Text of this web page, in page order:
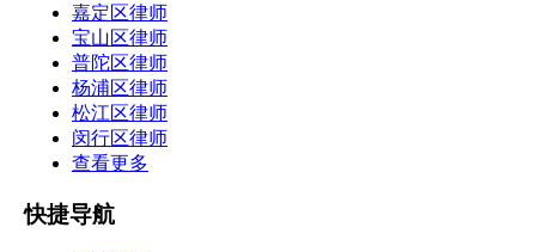
嘉定区律师
宝山区律师
普陀区律师
杨浦区律师
松江区律师
闵行区律师
查看更多
快捷导航